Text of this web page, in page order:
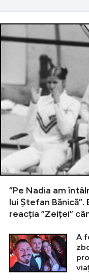
”Pe Nadia am
lui Ștefan
reacția ”Zeiței”
A